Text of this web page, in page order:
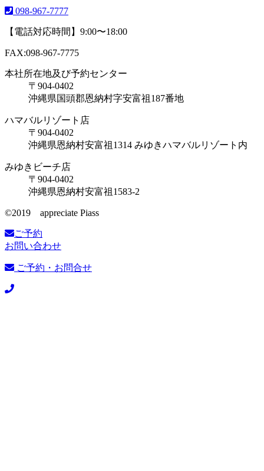
098-967-7777
【電話対応時間】9:00〜18:00
FAX:098-967-7775
本社所在地及び予約センター
〒904-0402
沖縄県国頭郡恩納村字安富祖187番地
ハマバルリゾート店
〒904-0402
沖縄県恩納村安富祖1314 みゆきハマバルリゾート内
みゆきビーチ店
〒904-0402
沖縄県恩納村安富祖1583-2
©️2019 appreciate Piass
ご予約
お問い合わせ
ご予約・お問合せ